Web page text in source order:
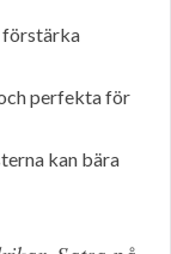
förstärka
perfekta för
kan bära